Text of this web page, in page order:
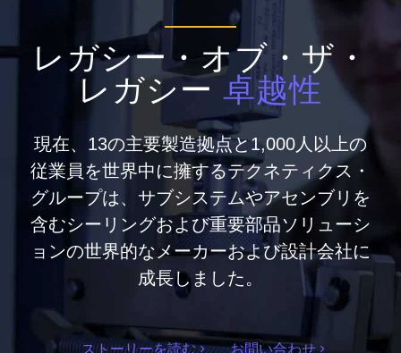
レガシー・オブ・ザ・
レガシー卓越性
現在、13の主要製造拠点と1,000人以上の
従業員を世界中に擁するテクネティクス・
グループは、サブシステムやアセンブリを
含むシーリングおよび重要部品ソリューシ
ョンの世界的なメーカーおよび設計会社に
成長しました。
ストーリーを読む お問い合わせ